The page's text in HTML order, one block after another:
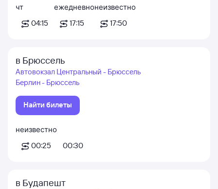
чт
04:15
ежедневно
17:15
неизвестно
17:50
в Брюссель
Автовокзал Центральный - Брюссель
Берлин - Брюссель
Найти билеты
неизвестно
00:25
00:30
в Будапешт